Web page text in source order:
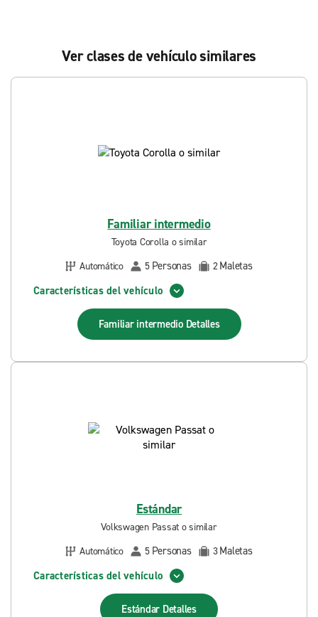
Ver clases de vehículo similares
Familiar intermedio
Toyota Corolla o similar
Automático
5 Personas 2Maletas
Características del vehículo
Familiar intermedio Detalles
Estándar
Volkswagen Passat o similar
Automático
5 Personas 3Maletas
Características del vehículo
Estándar Detalles